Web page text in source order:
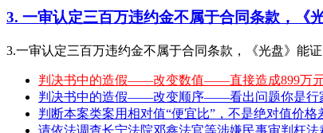
3. 一审认定三百万违约金不属于合同条款，《
3.一审认定三百万违约金不属于合同条款，《光盘》能证
判决书中的造假——改变数值——直接造成899万
判决书中的造假——改变顺序——看出问题你是行
判断本案类案用相对值“便宜比”，不是绝对值价格
请依法调查长宁法院邓鑫法官等涉嫌民事审判枉法